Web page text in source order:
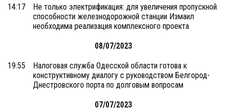
14:17
Не только электрификация: для увеличения пропускной
способности железнодорожной станции Измаил
необходима реализация комплексного проекта
08/07/2023
19:55
Налоговая служба Одесской области готова к
конструктивному диалогу с руководством Белгород-
Днестровского порта по долговым вопросам
07/07/2023